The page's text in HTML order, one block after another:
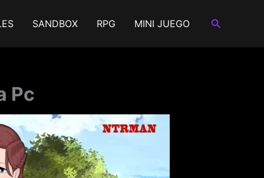
SANDBOX RPG MINI JUEGO Buscar
Pc